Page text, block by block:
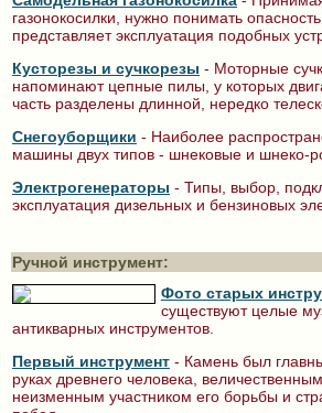
газонокосилки, нужно понимать
представляет эксплуатация подобных
Кусторезы и сучкорезы - Моторные
напоминают цепные пилы, у которых
часть разделены длинной, нередко
Снегоуборщики - Наиболее
машины двух типов - шнековые и шнеко-
Электрогенера­торы - Типы, выбор,
эксплуатация дизельных и бензиновых
Ручной инструмент:
Фото старых
существуют целые
антикварных инструментов.
Первый инструмент - Камень был
руках древнего человека,
неизменным участником его борьбы и